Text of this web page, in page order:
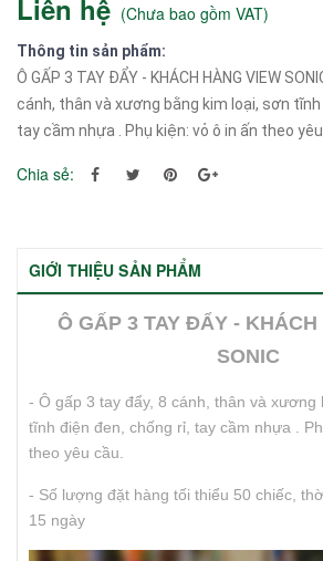
Liên hệ (Chưa bao gồm VAT)
Thông tin sản phẩm:
Ô GẤP 3 TAY ĐẨY - KHÁCH HÀNG VIEW
cánh, thân và xương bằng kim loại, sơn
tay cầm nhựa . Phụ kiện: vỏ ô in ấn theo yêu
Chia sẻ:
GIỚI THIỆU SẢN PHẨM
Ô GẤP 3 TAY ĐẨY -
SONIC
- Ô gấp 3 tay đẩy, 8 cánh, thân và xương
tĩnh điện đen, chống rỉ, tay cầm nhựa .
theo yêu cầu.
- Số lượng đặt hàng tối thiểu 50 chiếc,
15 ngày